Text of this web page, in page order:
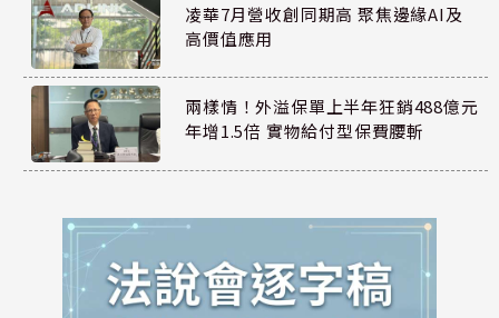
凌華7月營收創同期高 聚焦邊緣AI及
高價值應用
兩樣情！外溢保單上半年狂銷488億元
年增1.5倍 實物給付型保費腰斬